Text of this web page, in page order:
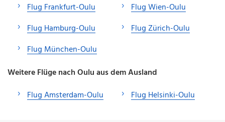
Flug Frankfurt-Oulu
Flug Hamburg-Oulu
Flug München-Oulu
Flug Wien-Oulu
Flug Zürich-Oulu
Weitere Flüge nach Oulu aus dem Ausland
Flug Amsterdam-Oulu
Flug Helsinki-Oulu